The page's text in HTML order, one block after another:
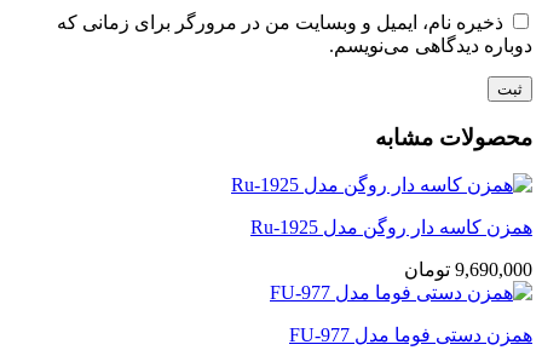
ذخیره نام، ایمیل و وبسایت من در مرورگر برای زمانی که
دوباره دیدگاهی می‌نویسم.
محصولات مشابه
همزن کاسه دار روگن مدل Ru-1925
9,690,000 تومان
همزن دستی فوما مدل FU-977